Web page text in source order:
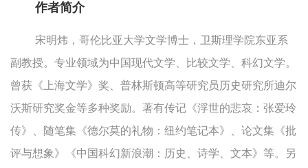
作者简介
宋明炜，哥伦比亚大学文学博士，卫斯理学院东亚系
副教授。专业领域为中国现代文学、比较文学、科幻文学。
曾获《上海文学》奖、普林斯顿高等研究员历史研究所迪尔
沃斯研究奖金等多种奖励。著有传记《浮世的悲哀：张爱玲
传》、随笔集《德尔莫的礼物：纽约笔记本》、论文集《批
评与想象》《中国科幻新浪潮：历史、诗学、文本》等。另